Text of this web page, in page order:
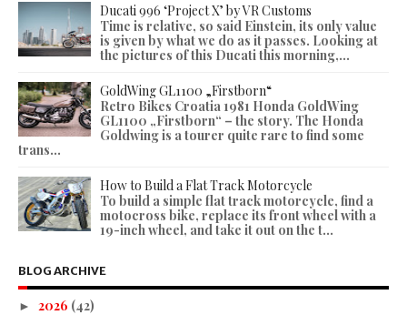
Ducati 996 ‘Project X’ by VR Customs
Time is relative, so said Einstein, its only value
is given by what we do as it passes. Looking at
the pictures of this Ducati this morning,...
GoldWing GL1100 „Firstborn“
Retro Bikes Croatia 1981 Honda GoldWing
GL1100 „Firstborn“ – the story. The Honda
Goldwing is a tourer quite rare to find some
trans...
How to Build a Flat Track Motorcycle
To build a simple flat track motorcycle, find a
motocross bike, replace its front wheel with a
19-inch wheel, and take it out on the t...
BLOG ARCHIVE
► 2026 (42)